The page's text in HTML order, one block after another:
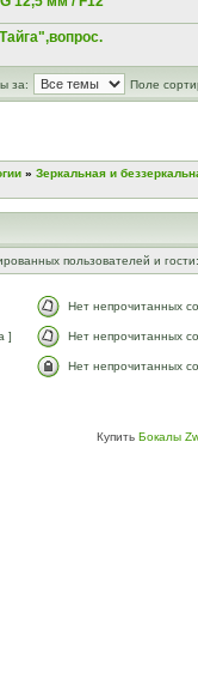
за: Поле
» Зеркальная и
пользователей и
Нет непрочитанных
] Нет непрочитанных
Нет непрочитанных
Купить Бокалы